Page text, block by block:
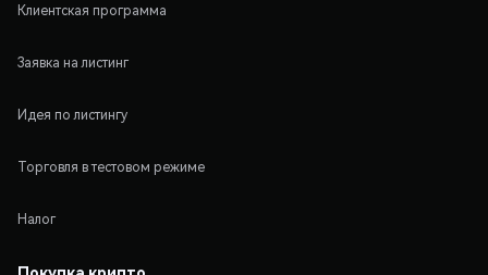
Клиентская программа
Заявка на листинг
Идея по листингу
Торговля в тестовом режиме
Налог